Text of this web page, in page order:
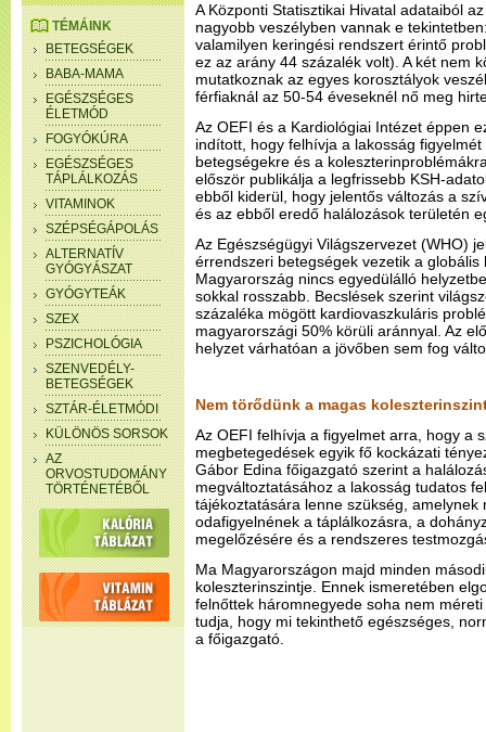
TÉMÁINK
BETEGSÉGEK
BABA-MAMA
EGÉSZSÉGES
ÉLETMÓD
FOGYÓKÚRA
EGÉSZSÉGES
TÁPLÁLKOZÁS
VITAMINOK
SZÉPSÉGÁPOLÁS
ALTERNATÍV
GYÓGYÁSZAT
GYÓGYTEÁK
SZEX
PSZICHOLÓGIA
SZENVEDÉLY-
BETEGSÉGEK
SZTÁR-ÉLETMÓDI
KÜLÖNÖS SORSOK
AZ
ORVOSTUDOMÁNY
TÖRTÉNETÉBŐL
A Központi Statisztikai Hivatal adataiból
nagyobb veszélyben vannak e
valamilyen keringési rendszert érintő
ez az arány 44 százalék volt). A két nem
mutatkoznak az egyes korosztályok
férfiaknál az 50-54 éveseknél nő meg
Az OEFI és a Kardiológiai Intézet éppen
indított, hogy felhívja a lakosság
betegségekre és a
először publikálja a legfrissebb KSH-
ebből kiderül, hogy jelentős változás a
és az ebből eredő halálozások területén
Az Egészségügyi Világszervezet (WHO)
érrendszeri betegségek vezetik a globális
Magyarország nincs egyedülálló
sokkal rosszabb. Becslések szerint
százaléka mögött kardiovaszkuláris
magyarországi 50% körüli aránnyal. Az
helyzet várhatóan a jövőben sem fog
Nem törődünk a magas
Az OEFI felhívja a figyelmet arra, hogy a
megbetegedések egyik fő kockázati
Gábor Edina főigazgató szerint a
megváltoztatásához a lakosság tudatos
tájékoztatására lenne szükség,
odafigyelnének a táplálkozásra, a
megelőzésére és a rendszeres
Ma Magyarországon majd minden
koleszterinszintje. Ennek ismeretében
felnőttek háromnegyede soha nem
tudja, hogy mi tekinthető egészséges,
a főigazgató.